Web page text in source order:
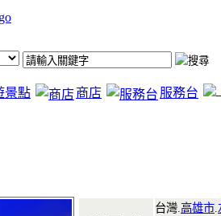
景點 商店 服務台
台灣. 高雄市